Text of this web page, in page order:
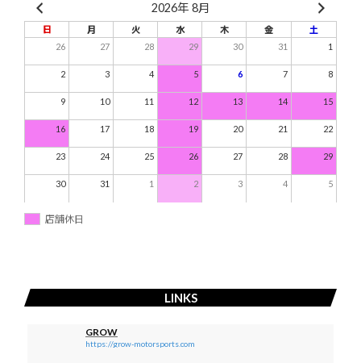
2026年 8月
日 月 火 水 木 金
土
26
27 28 29 30 31 1
2 3 4 5 6 7 8
9 10 11 12 13 14 15
16 17 18 19 20 21 22
23 24 25 26 27 28 29
30 31 1 2 3 4 5
店舗休日
LINKS
GROW
https://grow-motorsports.com